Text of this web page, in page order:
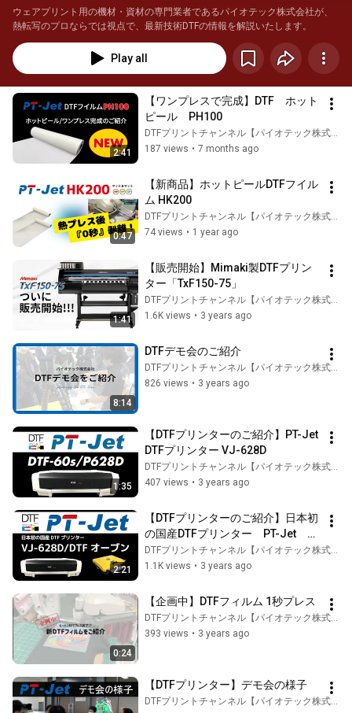
ウェアプリント用の機材・資材の専門業者であるパイオテック株式会社が、
熱転写のプロならでは視点で、最新技術DTFの情報を解説いたします。
Play all
2:41
【ワンプレスで完成】DTF　ホット
ピール　PH100
DTFプリントチャンネル【パイオテック株式会社】
187 views • 7 months ago
0:47
【新商品】ホットピールDTFフイル
ム HK200
DTFプリントチャンネル【パイオテック株式会社】
74 views • 1 year ago
1:41
【販売開始】Mimaki製DTFプリン
ター「TxF150-75」
DTFプリントチャンネル【パイオテック株式会社】
1.6K views • 3 years ago
8:14
DTFデモ会のご紹介
DTFプリントチャンネル【パイオテック株式会社】
826 views • 3 years ago
1:35
【DTFプリンターのご紹介】PT-Jet
DTFプリンター VJ-628D
DTFプリントチャンネル【パイオテック株式会社】
407 views • 3 years ago
2:21
【DTFプリンターのご紹介】日本初
の国産DTFプリンター　PT-Jet
DTFプリンター　VJ-628D/DTFオー
ブン
DTFプリントチャンネル【パイオテック株式会社】
1.1K views • 3 years ago
0:24
【企画中】DTFフィルム 1秒プレス
DTFプリントチャンネル【パイオテック株式会社】
393 views • 3 years ago
【DTFプリンター】デモ会の様子
DTFプリントチャンネル【パイオテック株式会社】